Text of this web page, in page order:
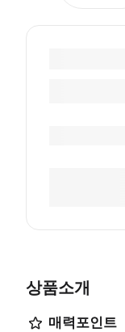
상품소개
매력포인트